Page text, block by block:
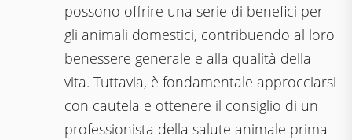
possono offrire una serie di benefici per
gli animali domestici, contribuendo al loro
benessere generale e alla qualità della
vita. Tuttavia, è fondamentale approcciarsi
con cautela e ottenere il consiglio di un
professionista della salute animale prima